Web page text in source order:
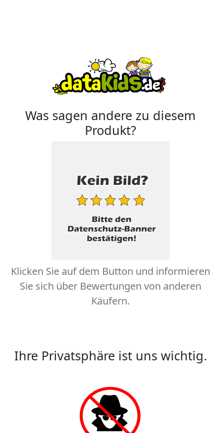
Was sagen andere zu diesem
Produkt?
Klicken Sie auf dem Button und informieren
Sie sich über Bewertungen von anderen
Käufern.
Ihre Privatsphäre ist uns wichtig.